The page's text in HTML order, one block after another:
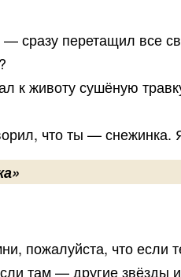
сразу перетащил все
к животу сушёную
что ты — снежинка.
пожалуйста, что если
там — другие звёзды